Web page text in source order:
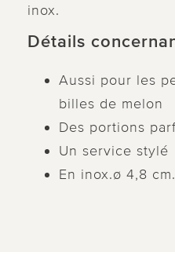
inox.
Détails
Aussi pour les
billes de melon
Des portions
Un service stylé
En inox.ø 4,8 cm.